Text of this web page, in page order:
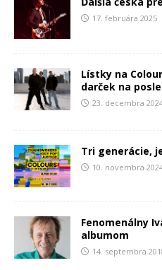
17. februára 2025
Lístky na
darček na
23. decembra
Tri generácie,
10. novembra
Fenomenálny
albumom
14. septembra